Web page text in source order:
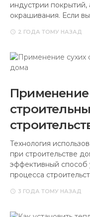
индустрии покрытий,
окрашивания. Если
2 ГОДА ТОМУ НАЗАД
Применение
Технология
при строительстве
эффективный способ
процесса
3 ГОДА ТОМУ НАЗАД